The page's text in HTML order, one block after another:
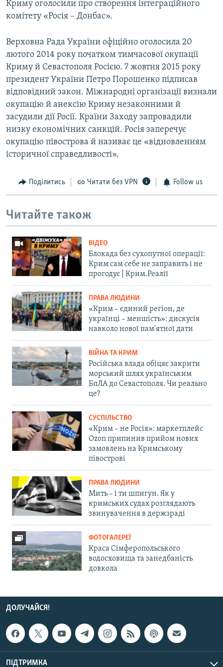
Криму оголосили про створення інтеграційного
комітету «Росія – Донбас».
Верховна Рада України офіційно оголосила 20
лютого 2014 року початком тимчасової окупації
Криму й Севастополя Росією. 7 жовтня 2015 року
президент України Петро Порошенко підписав
відповідний закон. Міжнародні організації визнали
окупацію й анексію Криму незаконними й
засудили дії Росії. Країни Заходу запровадили
низку економічних санкцій. Росія заперечує
окупацію півострова й називає це «відновленням
історичної справедливості».
Поділитись Читати без VPN Follow us
Читайте також
ВІДЕО
Блокада без сухопутної операції:
Крим сам себе не заправить і не
прогодує | Крим.Реалії
ПРАВА ЛЮДИНИ
«Крим – єдиний регіон, де
українці – меншість»: дискусія
навколо нової пам'ятної дати
ВІЙНА ТА КРИМ
Російська влада обіцяє закрити
морський шлях українським
БпЛА до Севастополя. Чи реально
це?
СУСПІЛЬСТВО
«Крим – не Росія»: маркетплейс
Ozon припинив прийом нових
замовлень на Кримському
півострові
ПРАВА ЛЮДИНИ
Мить – і ти шпигун. Як у
кримських судах розглядають
звинувачення в держзраді
ФОТОГАЛЕРЕЇ
Краса Сімферопольського
водосховища та занедбаність
довкола
ДОЛУЧАЙСЯ!
ПІДТРИМКА